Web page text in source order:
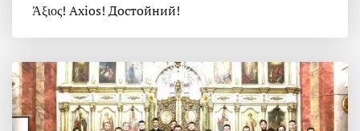
Άξιος! Axios! Достойний!